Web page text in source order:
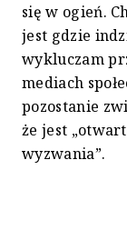
się w ogień.
jest gdzie
wykluczam
mediach
pozostanie
że jest
wyzwania”.